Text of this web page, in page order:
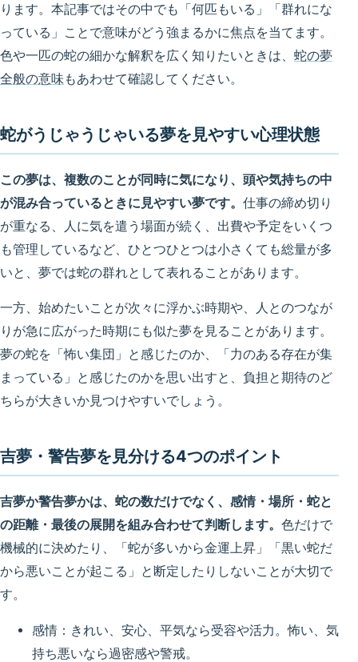
ります。本記事ではその中でも「何匹もいる」「群れにな
っている」ことで意味がどう強まるかに焦点を当てます。
色や一匹の蛇の細かな解釈を広く知りたいときは、 蛇の夢
全般の意味 もあわせて確認してください。
蛇がうじゃうじゃいる夢を見やすい心理状態
この夢は、複数のことが同時に気になり、頭や気持ちの中
が混み合っているときに見やすい夢です。 仕事の締め切り
が重なる、人に気を遣う場面が続く、出費や予定をいくつ
も管理しているなど、ひとつひとつは小さくても総量が多
いと、夢では蛇の群れとして表れることがあります。
一方、始めたいことが次々に浮かぶ時期や、人とのつなが
りが急に広がった時期にも似た夢を見ることがあります。
夢の蛇を「怖い集団」と感じたのか、「力のある存在が集
まっている」と感じたのかを思い出すと、負担と期待のど
ちらが大きいか見つけやすいでしょう。
吉夢・警告夢を見分ける4つのポイント
吉夢か警告夢かは、蛇の数だけでなく、感情・場所・蛇と
の距離・最後の展開を組み合わせて判断します。 色だけで
機械的に決めたり、「蛇が多いから金運上昇」「黒い蛇だ
から悪いことが起こる」と断定したりしないことが大切で
す。
感情：きれい、安心、平気なら受容や活力。怖い、気
持ち悪いなら過密感や警戒。